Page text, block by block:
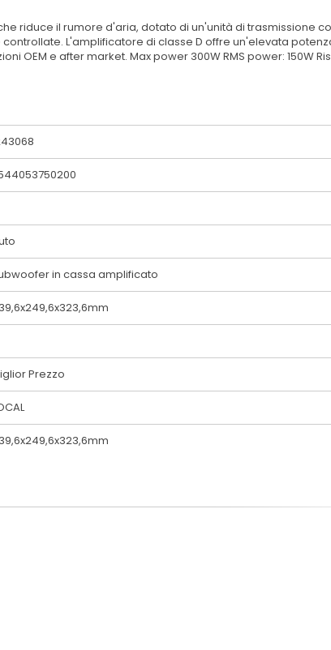
riduce il rumore d'aria, dotato di un'unità di trasmissione
L'amplificatore di classe D offre un'elevata
e after market. Max power 300W RMS power: 150W
in cassa amplificato
Prezzo